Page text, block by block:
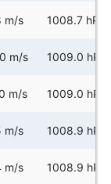
m/s 1008.7 hPa
m/s 1009.0 hPa
m/s 1009.0 hPa
m/s 1008.9 hPa
m/s 1008.9 hPa